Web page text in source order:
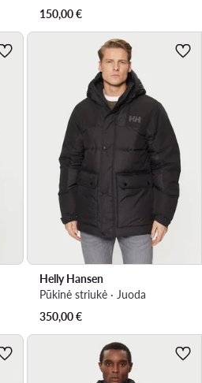
150,00€
Helly Hansen
Pūkinė striukė · Juoda
350,00€